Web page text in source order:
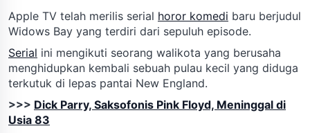
Apple TV telah merilis serial horor komedi baru berjudul
Widows Bay yang terdiri dari sepuluh episode.
Serial ini mengikuti seorang walikota yang berusaha
menghidupkan kembali sebuah pulau kecil yang diduga
terkutuk di lepas pantai New England.
>>> Dick Parry, Saksofonis Pink Floyd, Meninggal di
Usia 83